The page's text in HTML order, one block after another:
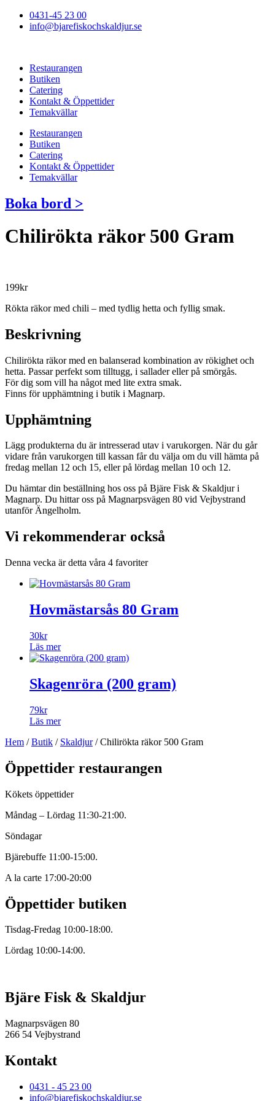
Hoppa0431-45 23 00
info@bjarefiskochskaldjur.se
Restaurangen
Butiken
Catering
Kontakt & Öppettider
Temakvällar
Restaurangen
Butiken
Catering
Kontakt & Öppettider
Temakvällar
Boka bord >
Chilirökta räkor 500 Gram
199kr
Rökta räkor med chili – med tydlig hetta och fyllig smak.
Beskrivning
Chilirökta räkor med en balanserad kombination av rökighet och
hetta. Passar perfekt som tilltugg, i sallader eller på smörgås.
För dig som vill ha något med lite extra smak.
Finns för upphämtning i butik i Magnarp.
Upphämtning
Lägg produkterna du är intresserad utav i varukorgen. När du går
vidare från varukorgen till kassan får du välja om du vill hämta på
fredag mellan 12 och 15, eller på lördag mellan 10 och 12.
Du hämtar din beställning hos oss på Bjäre Fisk & Skaldjur i
Magnarp. Du hittar oss på Magnarpsvägen 80 vid Vejbystrand
utanför Ängelholm.
Vi rekommenderar också
Denna vecka är detta våra 4 favoriter
Hovmästarsås 80 Gram
30kr
Läs mer
Skagenröra (200 gram)
79kr
Läs mer
Hem /Butik / Skaldjur/ Chilirökta räkor 500 Gram
Öppettider restaurangen
Kökets öppettider
Måndag – Lördag 11:30-21:00.
Söndagar
Bjärebuffe 11:00-15:00.
A la carte 17:00-20:00
Öppettider butiken
Tisdag-Fredag 10:00-18:00.
Lördag 10:00-14:00.
Bjäre Fisk & Skaldjur
Magnarpsvägen 80
266 54 Vejbystrand
Kontakt
0431 - 45 23 00
info@bjarefiskochskaldjur.se